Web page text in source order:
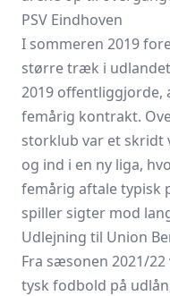
PSV Eindhoven
I sommeren 2019
større træk i
2019 offentliggjorde,
femårig kontrakt.
storklub var et
og ind i en ny liga,
femårig aftale typisk
spiller sigter mod
Udlejning til Union
Fra sæsonen 2021/
tysk fodbold på